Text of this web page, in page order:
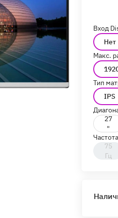
Вход
Нет
Макс.
Тип
IPS
27
"
75
Гц